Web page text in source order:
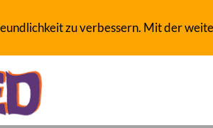
zu verbessern. Mit der